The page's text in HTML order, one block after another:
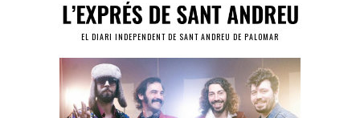
EL DIARI INDEPENDENT DE SANT ANDREU DE PALOMAR